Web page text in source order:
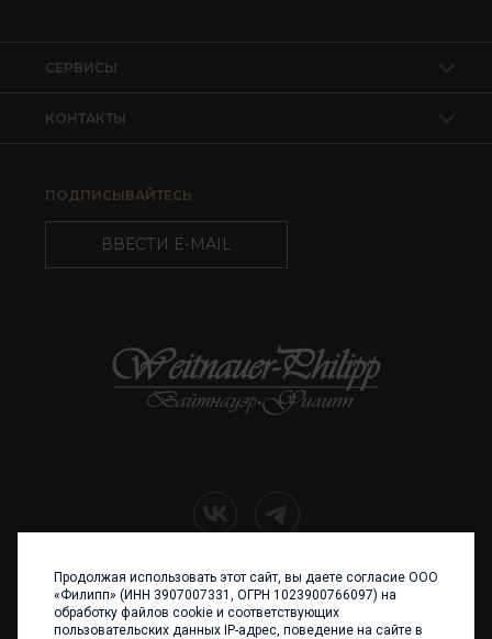
КОНТАКТЫ
СЕРВИСЫ
ПОДПИСЫВАЙТЕСЬ
ВВЕСТИ E-MAIL
+7 (4012) 960 898
236017 Калининград,
ул. Каштановая аллея, 47
Продолжая использовать этот сайт, вы даете согласие ООО
«Филипп» (ИНН 3907007331, ОГРН 1023900766097) на
обработку файлов cookie и соответствующих
пользовательских данных IP-адрес, поведение на сайте в